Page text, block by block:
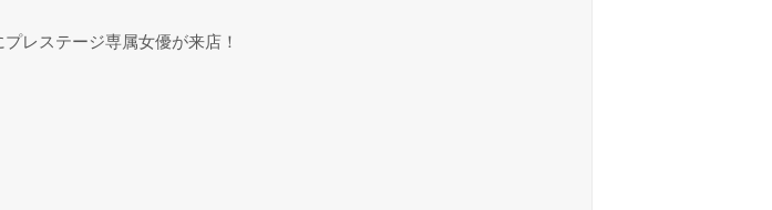
レステージ専属女優が来店！